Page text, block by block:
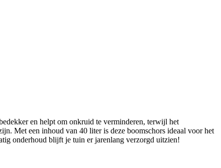
en helpt om onkruid te verminderen, terwijl het
Met een inhoud van 40 liter is deze boomschors ideaal voor het
onderhoud blijft je tuin er jarenlang verzorgd uitzien!